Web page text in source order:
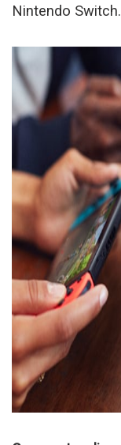
Nintendo Switch.